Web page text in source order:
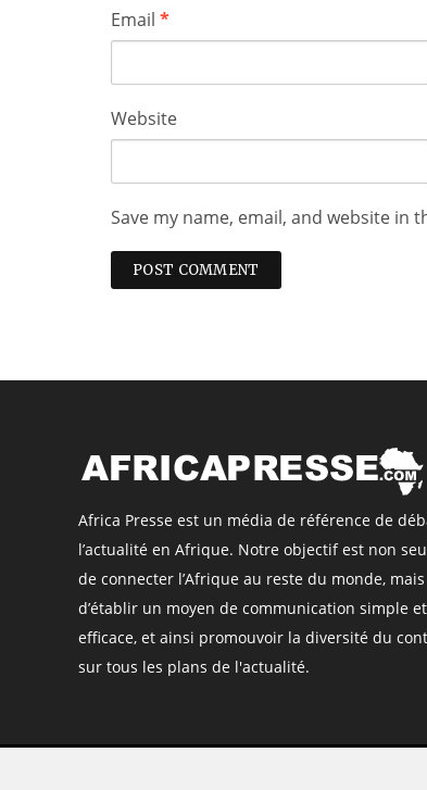
Email *
Website
Save my name, email, and website
Africa Presse est un média de référence de
l’actualité en Afrique. Notre objectif est non
de connecter l’Afrique au reste du monde, mais
d’établir un moyen de communication simple et
efficace, et ainsi promouvoir la diversité du
sur tous les plans de l'actualité.